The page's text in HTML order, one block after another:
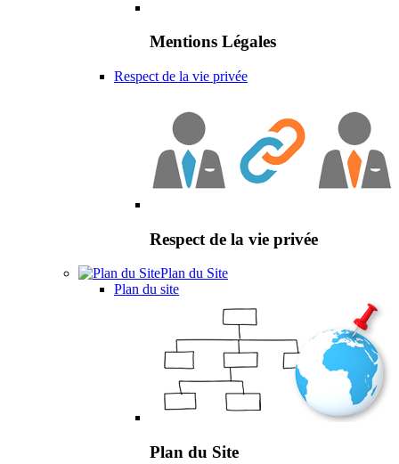
Mentions Légales
Respect de la vie privée
Respect de la vie privée
Plan du Site
Plan du site
Plan du Site